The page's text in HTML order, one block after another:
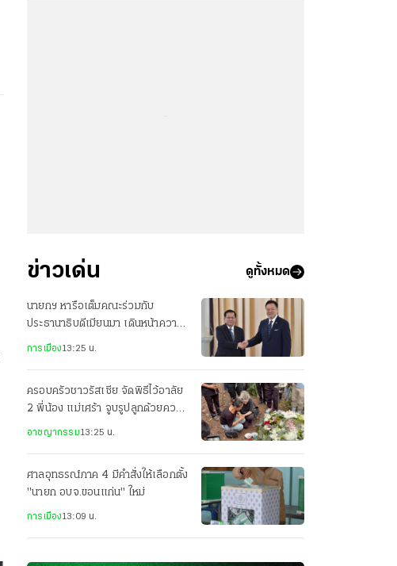
ข่าวเด่น ดูทั้งหมด
นายกฯ หารือเต็มคณะร่วมกับ
ประธานาธิบดีเมียนมา เดินหน้าความ
ร่วมมือทุกมิติ
การเมือง13:25 น.
ครอบครัวชาวรัสเซีย จัดพิธีไว้อาลัย
2 พี่น้อง แม่เศร้า จูบรูปลูกด้วยความ
อาชญากรรม13:25 น.
ศาลอุทธรณ์ภาค 4 มีคำสั่งให้เลือกตั้ง
"นายก อบจ.ขอนแก่น" ใหม่
การเมือง13:09 น.